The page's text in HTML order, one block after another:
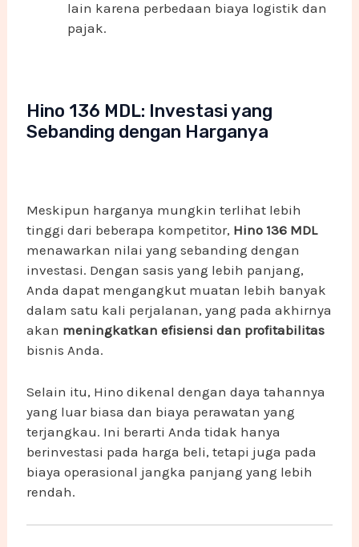
lain karena perbedaan biaya logistik dan
pajak.
Hino 136 MDL: Investasi yang
Sebanding dengan Harganya
Meskipun harganya mungkin terlihat lebih
tinggi dari beberapa kompetitor, Hino 136 MDL
menawarkan nilai yang sebanding dengan
investasi. Dengan sasis yang lebih panjang,
Anda dapat mengangkut muatan lebih banyak
dalam satu kali perjalanan, yang pada akhirnya
akan meningkatkan efisiensi dan profitabilitas
bisnis Anda.
Selain itu, Hino dikenal dengan daya tahannya
yang luar biasa dan biaya perawatan yang
terjangkau. Ini berarti Anda tidak hanya
berinvestasi pada harga beli, tetapi juga pada
biaya operasional jangka panjang yang lebih
rendah.